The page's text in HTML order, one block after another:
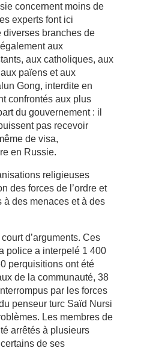
concernent moins de
experts font ici
diverses branches de
aux
aux catholiques, aux
païens et aux
Gong, interdite en
confrontés aux plus
du gouvernement : il
pas recevoir
de visa,
en Russie.
religieuses
des forces de l’ordre et
à des menaces et à des
d’arguments. Ces
police a interpelé 1 400
perquisitions ont été
de la communauté, 38
par les forces
penseur turc Saïd Nursi
Les membres de
arrêtés à plusieurs
de ses